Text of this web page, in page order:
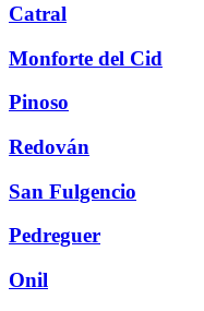
Catral
Monforte del Cid
Pinoso
Redován
San Fulgencio
Pedreguer
Onil